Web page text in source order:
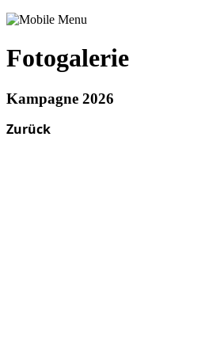
Fotogalerie
Kampagne 2026
Zurück